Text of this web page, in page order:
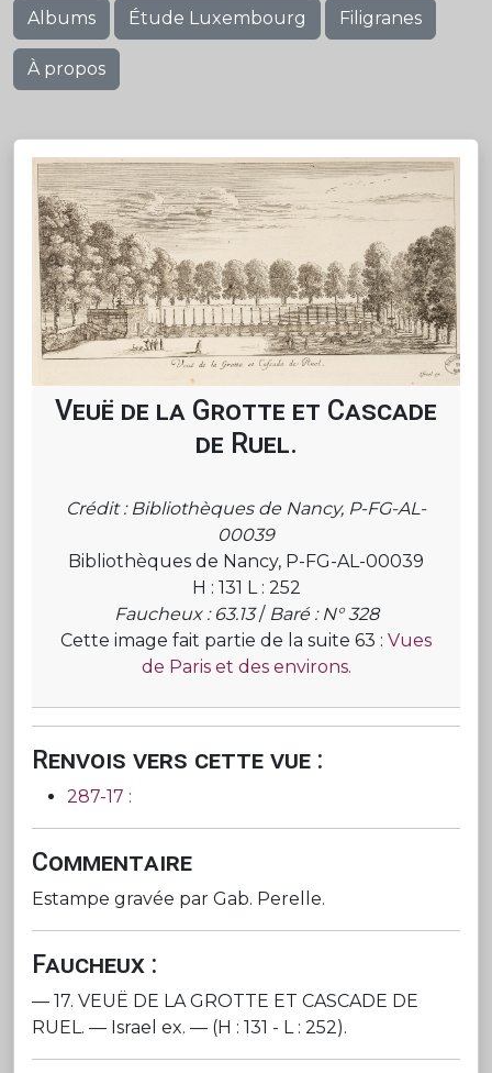
Albums Étude Luxembourg Filigranes
À propos
Veuë de la Grotte et Cascade
de Ruel.
Crédit : Bibliothèques de Nancy, P-FG-AL-
00039
Bibliothèques de Nancy, P-FG-AL-00039
H : 131 L : 252
Faucheux : 63.13/ Baré : N° 328
Cette image fait partie de la suite 63 : Vues
de Paris et des environs.
Renvois vers cette vue :
287-17 :
Commentaire
Estampe gravée par Gab. Perelle.
Faucheux :
— 17. VEUË DE LA GROTTE ET CASCADE DE
RUEL. — Israel ex. — (H : 131 - L : 252).